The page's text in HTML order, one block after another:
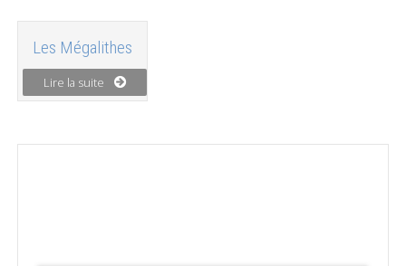
Les Mégalithes
Lire la suite